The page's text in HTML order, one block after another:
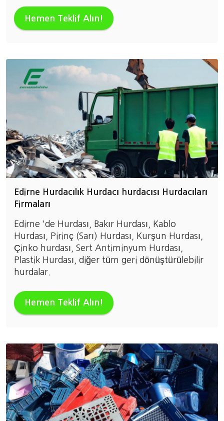
Hemen Teklif Alın!
Edirne Hurdacılık Hurdacı hurdacısı Hurdacıları
Firmaları
Edirne 'de Hurdası, Bakır Hurdası, Kablo
Hurdası, Pirinç (Sarı) Hurdası, Kurşun Hurdası,
Çinko hurdası, Sert Antiminyum Hurdası,
Plastik Hurdası, diğer tüm geri dönüştürülebilir
hurdalar.
Hemen Teklif Alın!